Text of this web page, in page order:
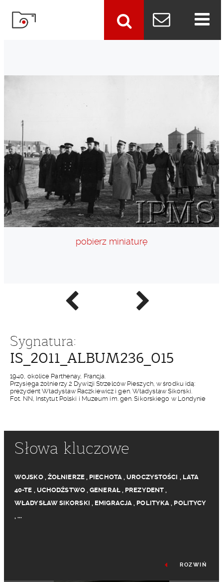
Poprzednie
zdjęcie
Następne
zdjęcie
pobierz miniaturę
Sygnatura:
IS_2011_ALBUM236_015
1940, okolice Parthenay, Francja.
Przysięga żołnierzy 2 Dywizji Strzelców Pieszych, w środku idą:
prezydent Władysław Raczkiewicz i gen. Władysław Sikorski.
Fot. NN, Instytut Polski i Muzeum im. gen. Sikorskiego w Londynie
Słowa kluczowe
WOJSKO, ŻOŁNIERZE, PIECHOTA,UROCZYSTOŚCI , LATA
40-TE , UCHODŹSTWO,GENERAŁ, PREZYDENT ,
WŁADYSŁAW SIKORSKI , EMIGRACJA , POLITYKA , POLITYCY
,...
ROZWIŃ